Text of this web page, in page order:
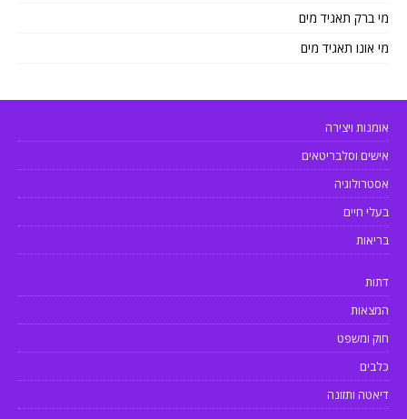
מי ברק תאגיד מים
מי אונו תאגיד מים
אומנות ויצירה
אישים וסלבריטאים
אסטרולוגיה
בעלי חיים
בריאות
דתות
המצאות
חוק ומשפט
כלבים
דיאטה ותזונה